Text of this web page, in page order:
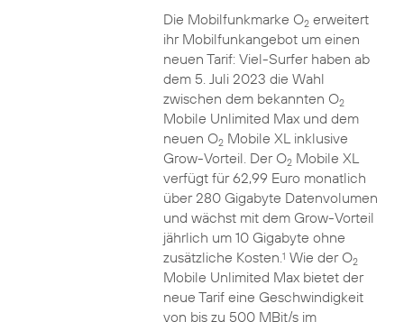
Die Mobilfunkmarke O2erweitert
ihr Mobilfunkangebot um einen
neuen Tarif: Viel-Surfer haben ab
dem 5. Juli 2023 die Wahl
zwischen dem bekannten O2
Mobile Unlimited Max und dem
neuen O2Mobile XL inklusive
Grow-Vorteil. Der O2Mobile XL
verfügt für 62,99 Euro monatlich
über 280 Gigabyte Datenvolumen
und wächst mit dem Grow-Vorteil
jährlich um 10 Gigabyte ohne
zusätzliche Kosten.1 Wie der O2
Mobile Unlimited Max bietet der
neue Tarif eine Geschwindigkeit
von bis zu 500 MBit/s im